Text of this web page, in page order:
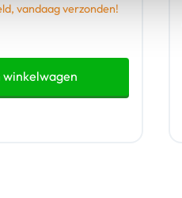
vandaag verzonden!
winkelwagen